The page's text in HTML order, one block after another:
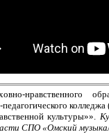
нравственного
культуры»».
СПО «Омский